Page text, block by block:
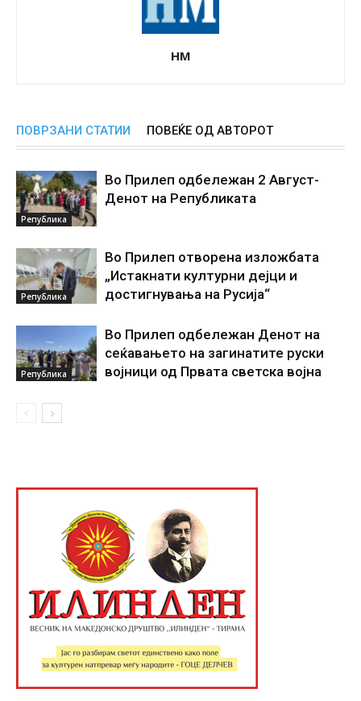
НМ
ПОВРЗАНИ СТАТИИ ПОВЕЌЕ ОД АВТОРОТ
Република
Во Прилеп одбележан 2 Август-
Денот на Републиката
Република
Во Прилеп отворена изложбата
„Истакнати културни дејци и
достигнувања на Русија“
Република
Во Прилеп одбележан Денот на
сеќавањето на загинатите руски
војници од Првата светска војна